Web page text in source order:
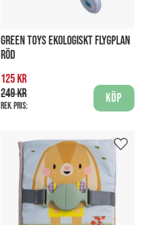
GREEN TOYS EKOLOGISKT FLYGPLAN
RÖD
125 kr
249 kr
Rek. pris:
Köp